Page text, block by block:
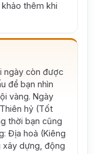
thêm khi
ngày còn được
để bạn nhìn
vàng. Ngày
hỷ (Tốt
thời bạn cũng
Địa hoả (Kiêng
xây dựng, động